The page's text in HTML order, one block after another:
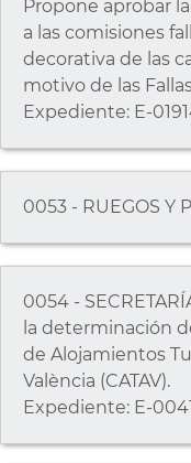
Propone aprobar
a las comisiones
decorativa de las
motivo de las
Expediente: E-
0053 - RUEGOS Y
0054 -
la determinación
de Alojamientos
València (CATAV).
Expediente: E-